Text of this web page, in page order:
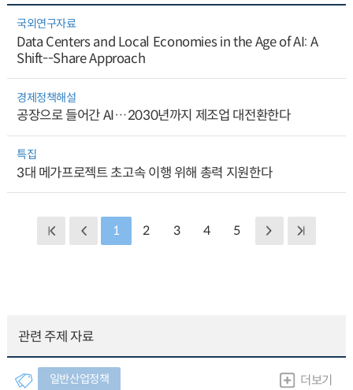
국외연구자료
Data Centers and Local Economies in the Age of AI: A
Shift--Share Approach
경제정책해설
공장으로 들어간 AI…2030년까지 제조업 대전환한다
특집
3대 메가프로젝트 초고속 이행 위해 총력 지원한다
1 2 3 4 5
관련 주제 자료
일반산업정책 더보기